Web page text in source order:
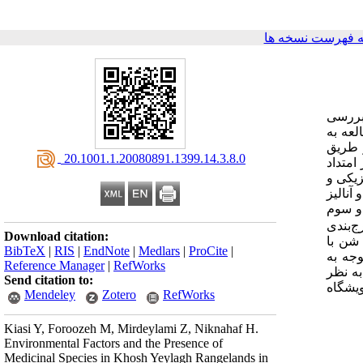
فهرست نسخه ها
‎ 20.1001.1.20080891.1399.14.3.8.0
Download citation:
BibTeX | RIS | EndNote | Medlars | ProCite |
Reference Manager| RefWorks
Send citation to:
Mendeley
Zotero RefWorks
Kiasi Y, Foroozeh M, Mirdeylami Z, Niknahaf H.
Environmental Factors and the Presence of
Medicinal Species in Khosh Yeylagh Rangelands in
به
طریق
فیزیکی و
آنالیز
و سوم
0 و 470/0- و در محور اول رج‌بندی
عامل درصد شن با
به
نظر